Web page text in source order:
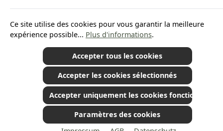
Revoke a contract
*Tous les prix incluent la TVA plus les frais d'expéditionet les éventuels frais de
livraison, sauf indication contraire.
© 2026 Plamundo GmbH - All Rights Reserved. Theme by ThemeWare®
Ce site utilise des cookies pour vous garantir la meilleure
expérience possible... Plus d'informations.
Accepter tous les cookies
Accepter les cookies sélectionnés
Accepter uniquement les cookies fonctionnels
Paramètres des cookies